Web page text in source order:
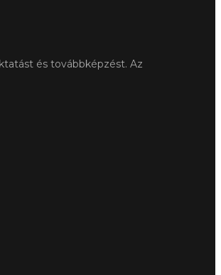
és továbbképzést. Az